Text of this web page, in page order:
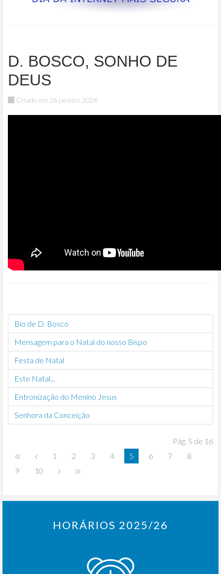
D. BOSCO, SONHO DE
DEUS
Criado em 26 janeiro 2026
Bio de D. Bosco
Mensagem para o Natal do nosso Bispo
Festa de Natal
Este Natal...
Entronização do Menino Jesus
Senhora da Conceição
Pág. 5 de 16
1
2 3 4 5 6 7
8
9
10
HORÁRIOS 2025/26